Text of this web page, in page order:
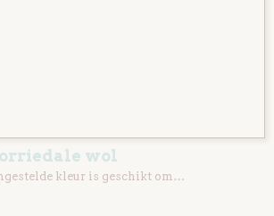
wol
kleur is geschikt om…